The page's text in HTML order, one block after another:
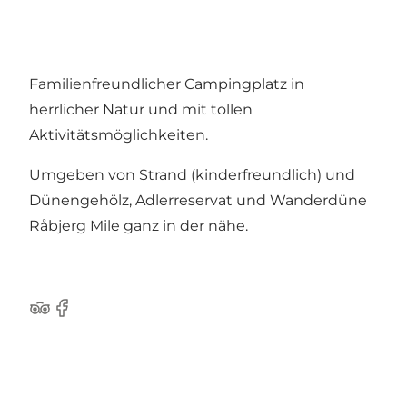
Familienfreundlicher Campingplatz in
herrlicher Natur und mit tollen
Aktivitätsmöglichkeiten.
Umgeben von Strand (kinderfreundlich) und
Dünengehölz, Adlerreservat und Wanderdüne
Råbjerg Mile ganz in der nähe.
Tripadvisor
Facebook